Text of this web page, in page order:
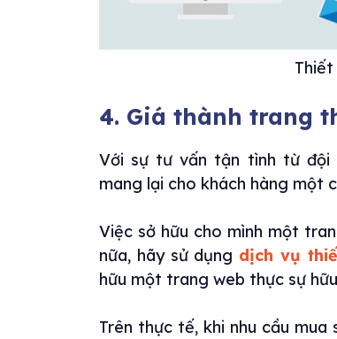
4. Giá thành trang
Với sự tư vấn tận tình từ đội
mang lại cho khách hàng một
Việc sở hữu cho mình một
nữa, hãy sử dụng dịch vụ
hữu một trang web thực sự
Trên thực tế, khi nhu cầu